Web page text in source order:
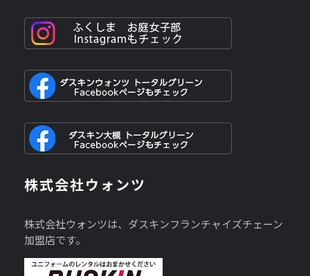
株式会社ウォンツ
株式会社ウォンツは、ダスキンフランチャイズチェーン
加盟店です。